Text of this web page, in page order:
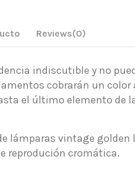
Reviews(0)
indiscutible y no
cobrarán un
el último elemento de
lámparas vintage
reprodución cromática.